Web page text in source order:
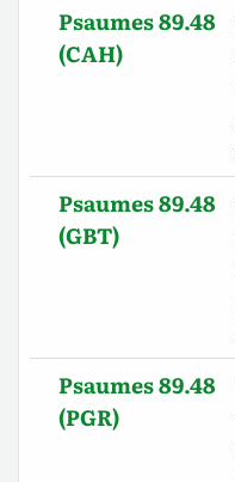
Psaumes 89.48
(CAH)
Psaumes 89.48
(GBT)
Psaumes 89.48
(PGR)